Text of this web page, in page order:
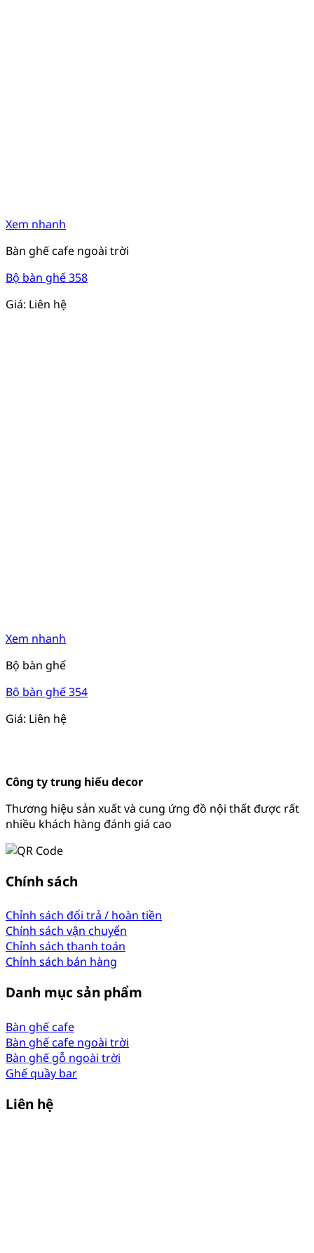
Xem nhanh
Bàn ghế cafe ngoài trời
Bộ bàn ghế 358
Giá: Liên hệ
Xem nhanh
Bộ bàn ghế
Bộ bàn ghế 354
Giá: Liên hệ
Công ty trung hiếu decor
Thương hiệu sản xuất và cung ứng đồ nội thất được rất
nhiều khách hàng đánh giá cao
Chính sách
Chỉnh sách đổi trả / hoàn tiền
Chính sách vận chuyển
Chỉnh sách thanh toán
Chỉnh sách bán hàng
Danh mục sản phẩm
Bàn ghế cafe
Bàn ghế cafe ngoài trời
Bàn ghế gỗ ngoài trời
Ghế quầy bar
Liên hệ